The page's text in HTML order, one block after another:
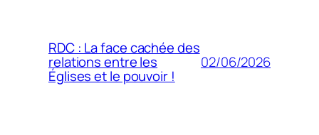
RDC : La face cachée des
relations entre les
Églises et le pouvoir !
02/06/2026